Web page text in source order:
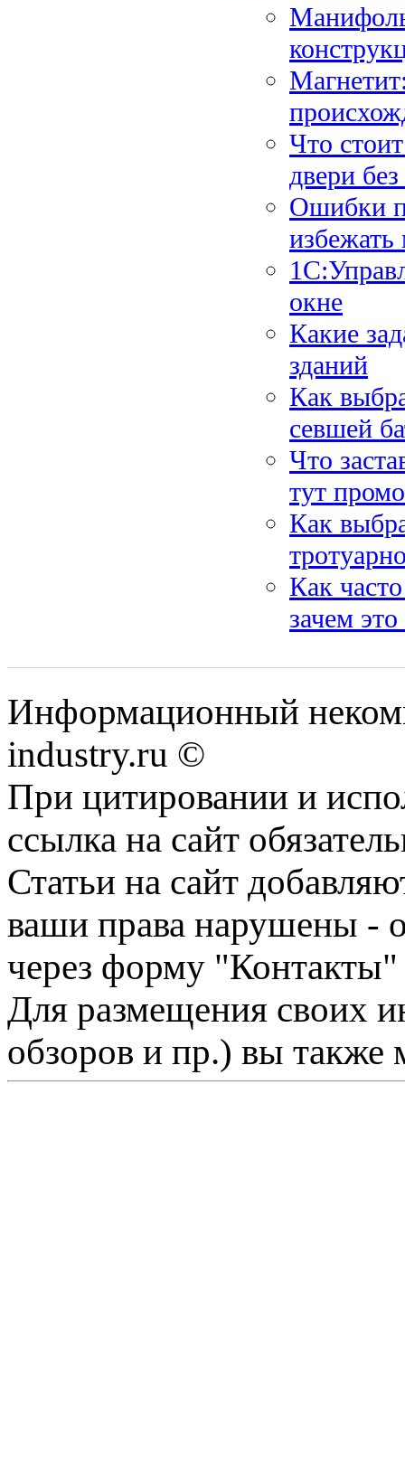
Что
двери
Ошибки
избежать
окне
Какие
зданий
Как
севшей
Что
тут
Как
Как
зачем
Информационный
industry.ru ©
При цитировании и
ссылка на сайт
Статьи на сайт
ваши права нарушены -
через форму "Контакты"
Для размещения своих
обзоров и пр.) вы также